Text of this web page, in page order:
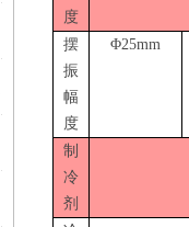
度
摆
振
幅
度
Φ25mm
制
冷
剂